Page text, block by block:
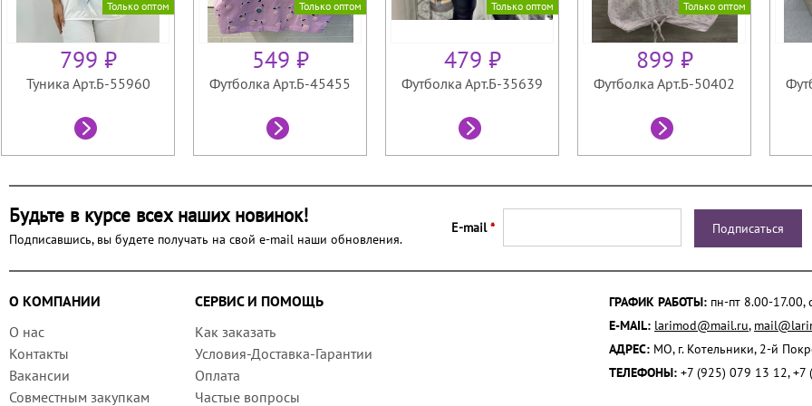
Только оптом
799 ₽
Туника Арт.Б-55960
Только оптом
549 ₽
Футболка Арт.Б-45455
Только оптом
479 ₽
Футболка Арт.Б-35639
Только оптом
899 ₽
Футболка Арт.Б-50402
Будьте в курсе всех наших новинок!
Подписавшись, вы будете получать на свой e-mail наши обновления.
E-mail*
О КОМПАНИИ
СЕРВИС И ПОМОЩЬ
О нас
Контакты
Вакансии
Совместным закупкам
Как заказать
Условия-Доставка-Гарантии
Оплата
Частые вопросы
ГРАФИК РАБОТЫ: пн-пт 8.00-17.00,
E-MAIL: larimod@mail.ru,
АДРЕС: МО, г. Котельники, 2-й
ТЕЛЕФОНЫ: +7 (925) 079 13 12,